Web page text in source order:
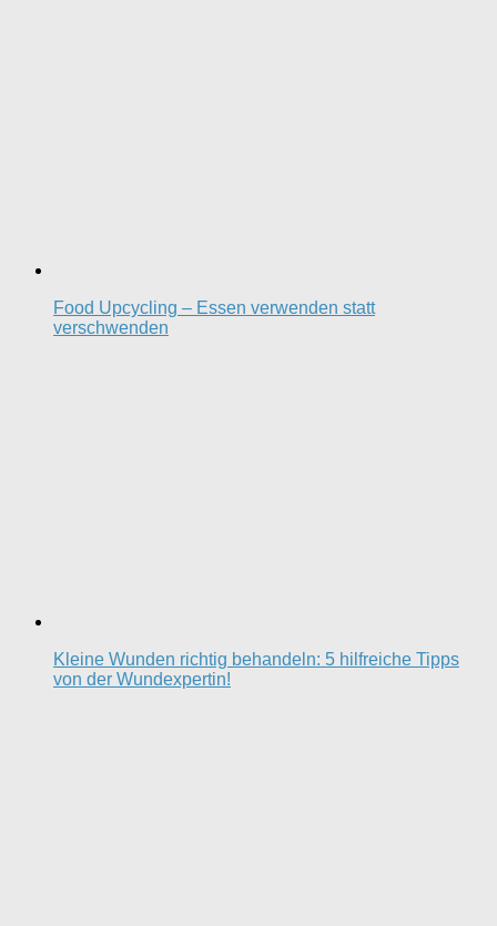
Food Upcycling – Essen verwenden statt
verschwenden
Kleine Wunden richtig behandeln: 5 hilfreiche Tipps
von der Wundexpertin!